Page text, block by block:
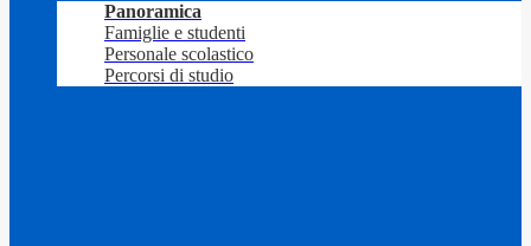
Panoramica
Famiglie e studenti
Personale scolastico
Percorsi di studio